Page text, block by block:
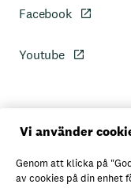
Facebook
Youtube
Axfoods
Vi använder
Genom att klicka på
av cookies på din enhet